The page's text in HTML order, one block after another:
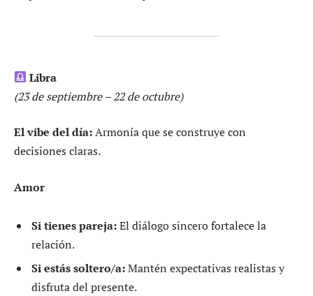
Libra
(23 de septiembre – 22 de octubre)
El vibe del día:Armonía que se construye con
decisiones claras.
Amor
Si tienes pareja:El diálogo sincero fortalece la
relación.
Si estás soltero/a:Mantén expectativas realistas y
disfruta del presente.